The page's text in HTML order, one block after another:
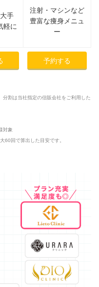
手
軽に
注射・マシンなど
豊富な痩身メニュ
ー
予約する
割は当社指定の信販会社をご利用した
対象
60回で算出した目安です。